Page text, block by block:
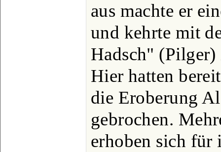
aus machte er
und kehrte mit
Hadsch"
Hier hatten
die Eroberung
gebrochen.
erhoben sich für